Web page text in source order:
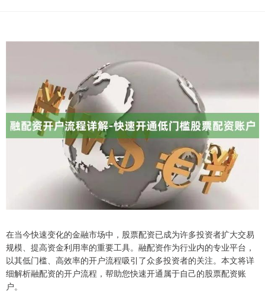
在当今快速变化的金融市场中，股票配资已成为许多投资者扩大交易
规模、提高资金利用率的重要工具。融配资作为行业内的专业平台，
以其低门槛、高效率的开户流程吸引了众多投资者的关注。本文将详
细解析融配资的开户流程，帮助您快速开通属于自己的股票配资账
户。